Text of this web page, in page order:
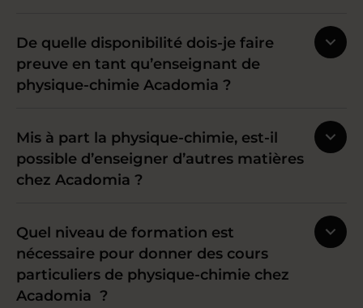
De quelle disponibilité dois-je faire
preuve en tant qu’enseignant de
physique-chimie Acadomia ?
Mis à part la physique-chimie, est-il
possible d’enseigner d’autres matières
chez Acadomia ?
Quel niveau de formation est
nécessaire pour donner des cours
particuliers de physique-chimie chez
Acadomia ?